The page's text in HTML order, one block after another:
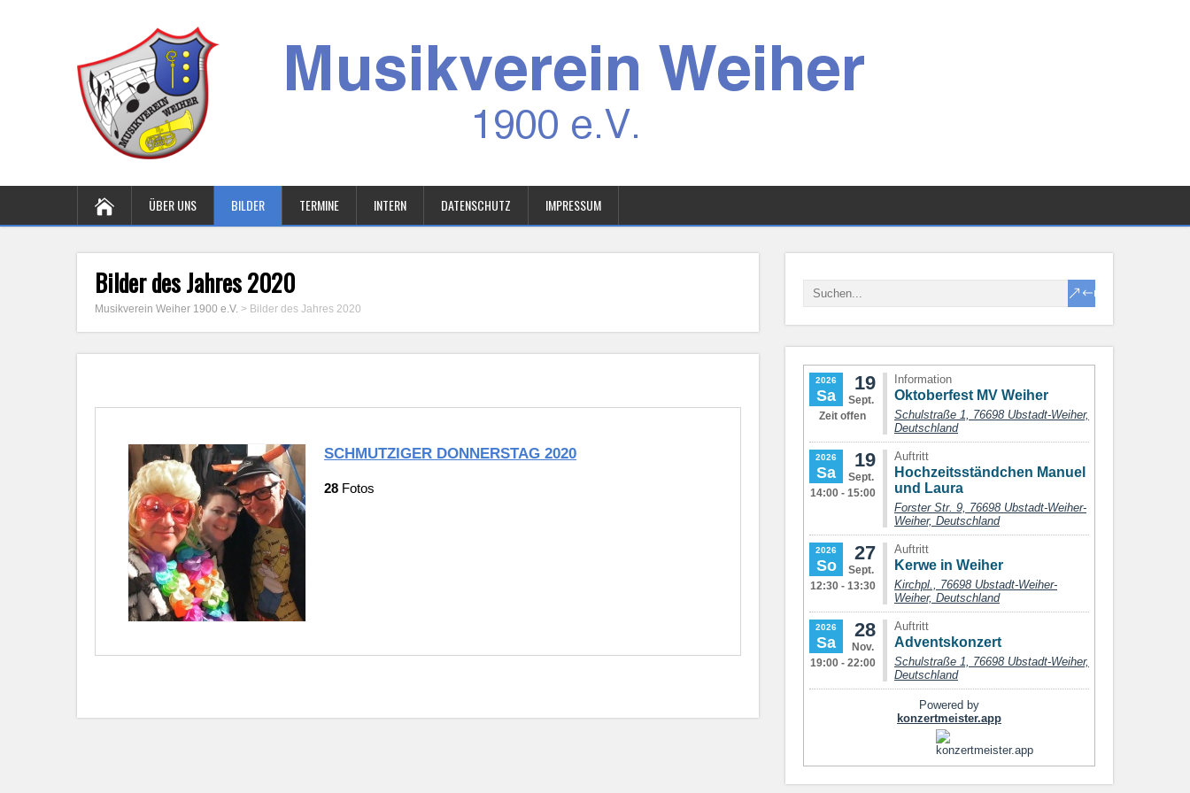
ÜBER UNS BILDER TERMINE INTERN DATENSCHUTZ IMPRESSUM
Bilder des Jahres 2020
Musikverein Weiher 1900 e.V. > Bilder des Jahres 2020
SCHMUTZIGER DONNERSTAG 2020
28 Fotos